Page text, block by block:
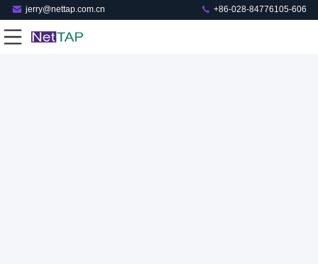
jerry@nettap.com.cn +86-028-84776105-606